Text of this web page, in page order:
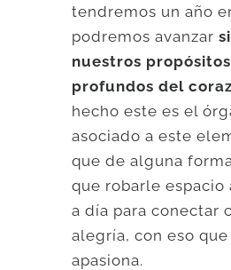
tendremos un año
podremos avanzar
nuestros
profundos del
hecho este es el
asociado a este
que de alguna
que robarle espacio
a día para conectar
alegría, con eso que
apasiona.